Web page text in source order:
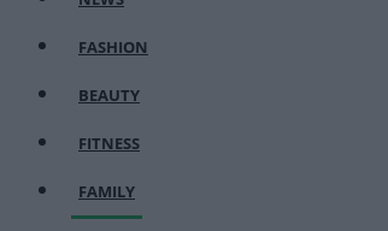
FASHION
BEAUTY
FITNESS
FAMILY